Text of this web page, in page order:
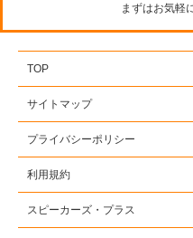
まずはお気軽
TOP
サイトマップ
プライバシーポリシー
利用規約
スピーカーズ・プラス